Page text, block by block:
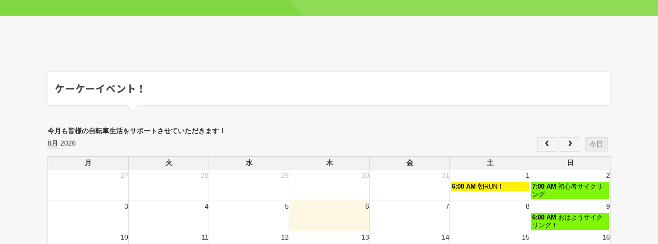
ケーケーイベント！
今月も皆様の自転車生活をサポートさせていただきます！
8月 2026
今日
月 火 水 木 金 土
日
27
28 29 30 31 1 2
6:00 AM 朝RUN！ 7:00 AM 初心者サイクリ
ング
3 4 5 6 7 8 9
6:00 AM おはようサイク
リング！
10 11 12 13 14 15 16